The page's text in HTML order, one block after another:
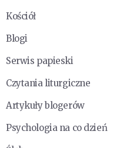
Kościół
Blogi
Serwis papieski
Czytania liturgiczne
Artykuły blogerów
Psychologia na co dzień